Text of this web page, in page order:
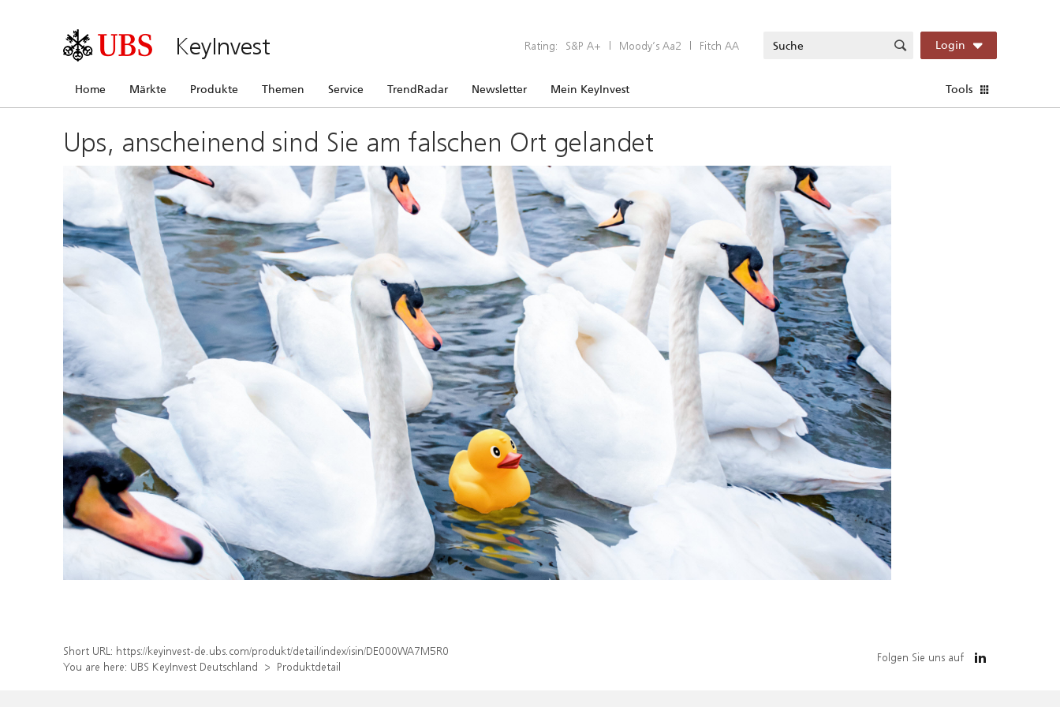
KeyInvest Rating: S&P A+ | Moody’s Aa2 | Fitch AA Login
Home Märkte Produkte Themen Service TrendRadar Newsletter Mein KeyInvest Tools
Ups, anscheinend sind Sie am falschen Ort gelandet
Short URL: https://keyinvest-de.ubs.com/produkt/detail/index/isin/DE000WA7M5R0
You are here: UBS KeyInvest Deutschland Produktdetail
Folgen Sie uns auf